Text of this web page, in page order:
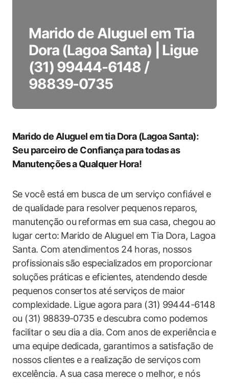
Marido de Aluguel em Tia
Dora (Lagoa Santa) | Ligue
(31) 99444-6148 /
98839-0735
Marido de Aluguel‌ em tia Dora (Lagoa Santa):
Seu parceiro de Confiança para⁢ todas as
Manutenções ⁤a Qualquer Hora!
Se você está em‌ busca de um serviço confiável e⁤
de qualidade para resolver pequenos⁣ reparos, ​
manutenção ou reformas em sua casa, chegou ao
lugar certo:⁢ Marido de Aluguel em Tia Dora, Lagoa
Santa. Com atendimentos 24 horas, nossos
profissionais são especializados em proporcionar
soluções práticas ⁤e eficientes, atendendo⁢ desde
pequenos consertos até⁣ serviços de maior
complexidade. Ligue agora para (31) 99444-6148
ou (31) 98839-0735 e⁣ descubra como podemos
facilitar o seu dia a dia. Com anos ​de experiência e
uma ​equipe dedicada, garantimos a satisfação de
nossos clientes e a realização de serviços⁤ com
excelência. A sua casa merece o melhor, ⁢e nós